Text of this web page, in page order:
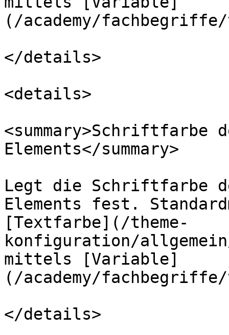
(/academy/
</details>
<details>
<summary>Schriftfarbe
Elements</summary>
Legt die Schriftfarbe
Elements fest.
[Textfarbe](/theme-
konfiguration/
mittels [Variable]
(/academy/
</details>